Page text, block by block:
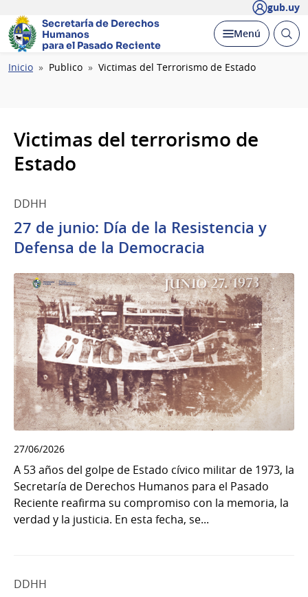
gub.uy
Secretaría de Derechos
Humanos
para el Pasado Reciente
Desplegar
Menú Abrir
Ruta
Inicio Publico Victimas del Terrorismo de Estado
Victimas del terrorismo de
Estado
DDHH
27 de junio: Día de la Resistencia y
Defensa de la Democracia
27/06/2026
A 53 años del golpe de Estado cívico militar de 1973, la
Secretaría de Derechos Humanos para el Pasado
Reciente reafirma su compromiso con la memoria, la
verdad y la justicia. En esta fecha, se...
DDHH